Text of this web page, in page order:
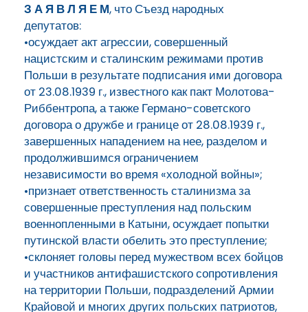
З А Я В Л Я Е М, что Съезд народных
депутатов:
•осуждает акт агрессии, совершенный
нацистским и сталинским режимами против
Польши в результате подписания ими договора
от 23.08.1939 г., известного как пакт Молотова-
Риббентропа, а также Германо-советского
договора о дружбе и границе от 28.08.1939 г.,
завершенных нападением на нее, разделом и
продолжившимся ограничением
независимости во время «холодной войны»;
•признает ответственность сталинизма за
совершенные преступления над польским
военнопленными в Катыни, осуждает попытки
путинской власти обелить это преступление;
•склоняет головы перед мужеством всех бойцов
и участников антифашистского сопротивления
на территории Польши, подразделений Армии
Крайовой и многих других польских патриотов,